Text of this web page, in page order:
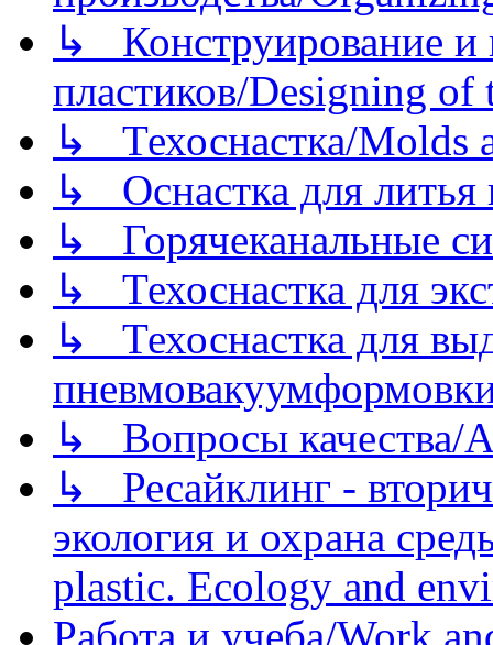
↳ Конструирование и
пластиков/Designing of
↳ Техоснастка/Molds
↳ Оснастка для литья
↳ Горячеканальные
↳ Техоснастка для
↳ Техоснастка для
↳ Вопросы качества/
↳ Ресайклинг -
экология и охрана
plastic. Ecology and